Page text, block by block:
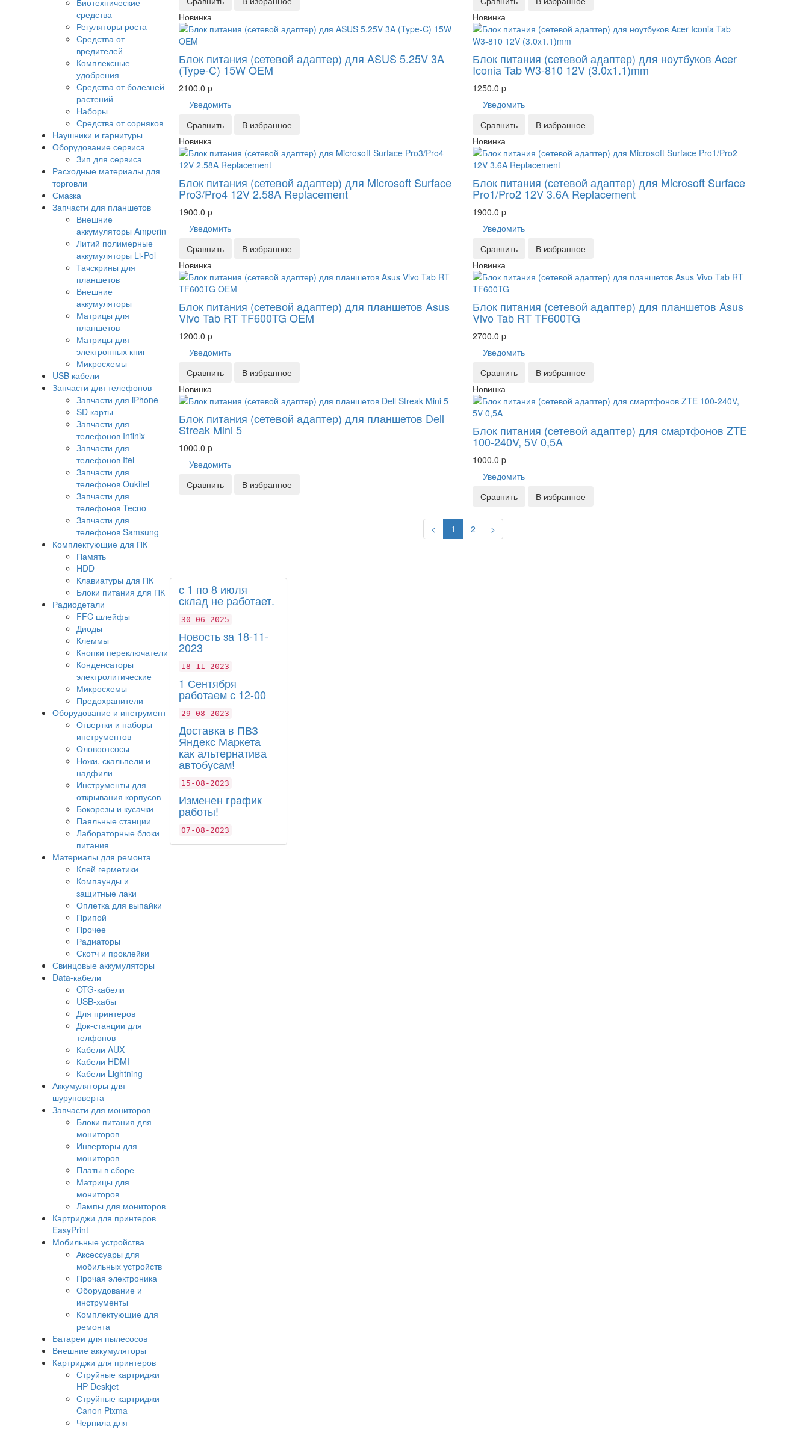
Биотехнические
средства
Регуляторы роста
Средства от
вредителей
Комплексные
удобрения
Средства от болезней
растений
Наборы
Средства от сорняков
Наушники и гарнитуры
Оборудование сервиса
Зип для сервиса
Расходные материалы для
торговли
Смазка
Запчасти для планшетов
Внешние
аккумуляторы Amperin
Литий полимерные
аккумуляторы Li-Pol
Тачскрины для
планшетов
Внешние
аккумуляторы
Матрицы для
планшетов
Матрицы для
электронных книг
Микросхемы
USB кабели
Запчасти для телефонов
Запчасти для iPhone
SD карты
Запчасти для
телефонов Infinix
Запчасти для
телефонов Itel
Запчасти для
телефонов Oukitel
Запчасти для
телефонов Tecno
Запчасти для
телефонов Samsung
Комплектующие для ПК
Память
HDD
Клавиатуры для ПК
Блоки питания для ПК
Радиодетали
FFC шлейфы
Диоды
Клеммы
Кнопки переключатели
Конденсаторы
электролитические
Микросхемы
Предохранители
Оборудование и инструмент
Отвертки и наборы
инструментов
Оловоотсосы
Ножи, скальпели и
надфили
Инструменты для
открывания корпусов
Бокорезы и кусачки
Паяльные станции
Лабораторные блоки
питания
Материалы для ремонта
Клей герметики
Компаунды и
защитные лаки
Оплетка для выпайки
Припой
Прочее
Радиаторы
Скотч и проклейки
Свинцовые аккумуляторы
Data-кабели
OTG-кабели
USB-хабы
Для принтеров
Док-станции для
телфонов
Кабели AUX
Кабели HDMI
Кабели Lightning
Аккумуляторы для
шуруповерта
Запчасти для мониторов
Блоки питания для
мониторов
Инверторы для
мониторов
Платы в сборе
Матрицы для
мониторов
Лампы для мониторов
Картриджи для принтеров
EasyPrint
Мобильные устройства
Аксессуары для
мобильных устройств
Прочая электроника
Оборудование и
инструменты
Комплектующие для
ремонта
Батареи для пылесосов
Внешние аккумуляторы
Картриджи для принтеров
Струйные картриджи
HP Deskjet
Струйные картриджи
Canon Pixma
Чернила для
Новинка
Блок питания (сетевой адаптер) для ASUS 5.25V 3A
(Type-C) 15W OEM
2100.0 p
Уведомить
Сравнить
В избранное
Новинка
Блок питания (сетевой адаптер) для ноутбуков Acer
Iconia Tab W3-810 12V (3.0x1.1)mm
1250.0 p
Уведомить
Сравнить
В избранное
Новинка
Блок питания (сетевой адаптер) для Microsoft Surface
Pro3/Pro4 12V 2.58A Replacement
1900.0 p
Уведомить
Сравнить
В избранное
Новинка
Блок питания (сетевой адаптер) для Microsoft Surface
Pro1/Pro2 12V 3.6A Replacement
1900.0 p
Уведомить
Сравнить
В избранное
Новинка
Блок питания (сетевой адаптер) для планшетов Asus
Vivo Tab RT TF600TG OEM
1200.0 p
Уведомить
Сравнить
В избранное
Новинка
Блок питания (сетевой адаптер) для планшетов Asus
Vivo Tab RT TF600TG
2700.0 p
Уведомить
Сравнить
В избранное
Новинка
Блок питания (сетевой адаптер) для планшетов Dell
Streak Mini 5
1000.0 p
Уведомить
Сравнить
В избранное
Новинка
Блок питания (сетевой адаптер) для смартфонов ZTE
100-240V, 5V 0,5A
1000.0 p
Уведомить
Сравнить
В избранное
< Previous
1 2 >
с 1 по 8 июля
склад не работает.
30-06-2025
Новость за 18-11-
2023
18-11-2023
1 Сентября
работаем с 12-00
29-08-2023
Доставка в ПВЗ
Яндекс Маркета
как альтернатива
автобусам!
15-08-2023
Изменен график
работы!
07-08-2023